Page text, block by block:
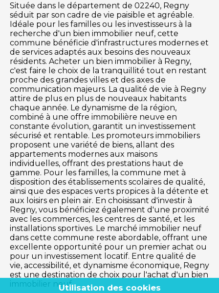
Située dans le département de 02240, Regny
séduit par son cadre de vie paisible et agréable.
Idéale pour les familles ou les investisseurs à la
recherche d'un bien immobilier neuf, cette
commune bénéficie d'infrastructures modernes et
de services adaptés aux besoins des nouveaux
résidents. Acheter un bien immobilier à Regny,
c'est faire le choix de la tranquillité tout en restant
proche des grandes villes et des axes de
communication majeurs. La qualité de vie à Regny
attire de plus en plus de nouveaux habitants
chaque année. Le dynamisme de la région,
combiné à une offre immobilière neuve en
constante évolution, garantit un investissement
sécurisé et rentable. Les promoteurs immobiliers
proposent une variété de biens, allant des
appartements modernes aux maisons
individuelles, offrant des prestations haut de
gamme. Pour les familles, la commune met à
disposition des établissements scolaires de qualité,
ainsi que des espaces verts propices à la détente et
aux loisirs en plein air. En choisissant d'investir à
Regny, vous bénéficiez également d'une proximité
avec les commerces, les centres de santé, et les
installations sportives. Le marché immobilier neuf
dans cette commune reste abordable, offrant une
excellente opportunité pour un premier achat ou
pour un investissement locatif. Entre qualité de
vie, accessibilité, et dynamisme économique, Regny
est une destination de choix pour l'achat d'un bien
immobilier neuf.Utilisation des cookies